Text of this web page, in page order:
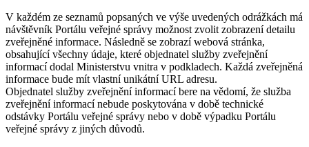
V každém ze seznamů popsaných ve výše uvedených odrážkách má
návštěvník Portálu veřejné správy možnost zvolit zobrazení detailu
zveřejněné informace. Následně se zobrazí webová stránka,
obsahující všechny údaje, které objednatel služby zveřejnění
informací dodal Ministerstvu vnitra v podkladech. Každá zveřejněná
informace bude mít vlastní unikátní URL adresu.
Objednatel služby zveřejnění informací bere na vědomí, že služba
zveřejnění informací nebude poskytována v době technické
odstávky Portálu veřejné správy nebo v době výpadku Portálu
veřejné správy z jiných důvodů.